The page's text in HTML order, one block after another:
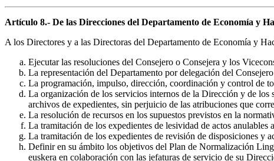
Artículo 8.- De las Direcciones del Departamento de Economía y
A los Directores y a las Directoras del Departamento de Economía y
Ejecutar las resoluciones del Consejero o Consejera y los
La representación del Departamento por delegación del
La programación, impulso, dirección, coordinación y control de
La organización de los servicios internos de la Dirección y de los
archivos de expedientes, sin perjuicio de las atribuciones que
La resolución de recursos en los supuestos previstos en la
La tramitación de los expedientes de lesividad de actos anulables
La tramitación de los expedientes de revisión de disposiciones y
Definir en su ámbito los objetivos del Plan de Normalización
euskera en colaboración con las jefaturas de servicio de su